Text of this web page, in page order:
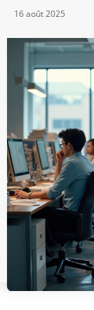
16 août 2025